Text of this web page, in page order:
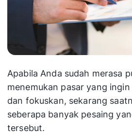
Apabila Anda sudah merasa
menemukan pasar yang
dan fokuskan, sekarang
seberapa banyak pesaing
tersebut.